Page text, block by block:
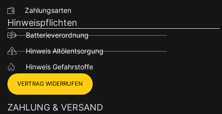
Zahlungsarten
Hinweispflichten
Batterieverordnung
Hinweis Altölentsorgung
Hinweis Gefahrstoffe
VERTRAG WIDERRUFEN
ZAHLUNG & VERSAND